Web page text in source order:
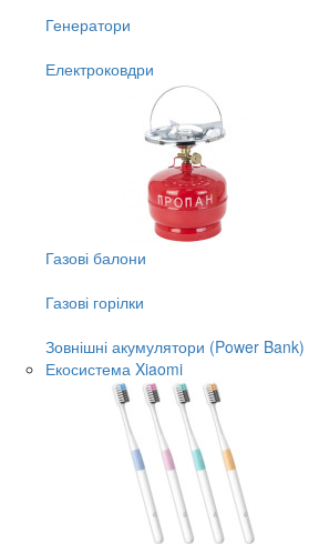
Генератори
Електроковдри
Газові балони
Газові горілки
Зовнішні акумулятори (Power Bank)
Екосистема Xiaomi